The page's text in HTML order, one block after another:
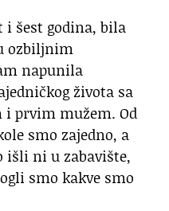
i šest godina, bila
ozbiljnim
napunila
života sa
prvim mužem. Od
smo zajedno, a
išli ni u zabavište,
smo kakve smo